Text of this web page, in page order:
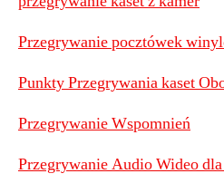
Przegrywanie pocztówek
Punkty Przegrywania kaset
Przegrywanie Wspomnień
Przegrywanie Audio Wideo